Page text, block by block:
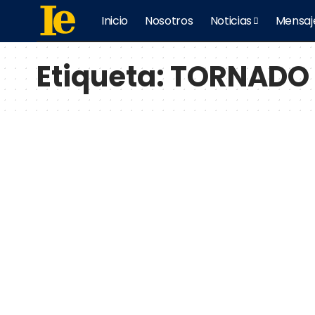
Inicio Nosotros Noticias
Etiqueta:TORNADO